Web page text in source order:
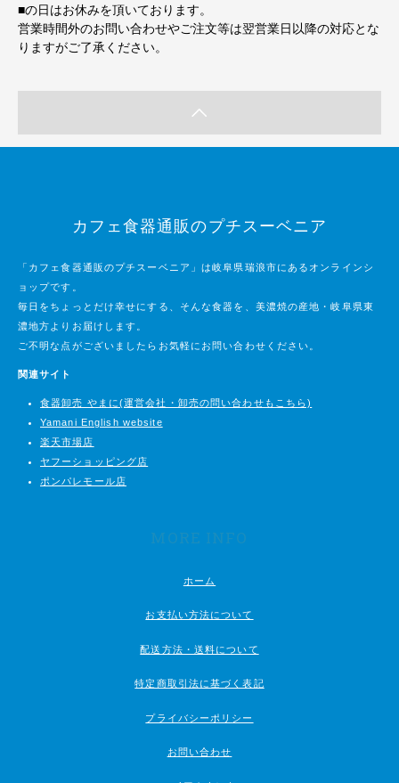
■の日はお休みを頂いております。
営業時間外のお問い合わせやご注文等は翌営業日以降の対応とな
りますがご了承ください。
カフェ食器通販のプチスーベニア
「カフェ食器通販のプチスーベニア」は岐阜県瑞浪市にあるオンラインシ
ョップです。
毎日をちょっとだけ幸せにする、そんな食器を、美濃焼の産地・岐阜県東
濃地方よりお届けします。
ご不明な点がございましたらお気軽にお問い合わせください。
関連サイト
食器卸売 やまに(運営会社・卸売の問い合わせもこちら)
Yamani English website
楽天市場店
ヤフーショッピング店
ポンパレモール店
MORE INFO
ホーム
お支払い方法について
配送方法・送料について
特定商取引法に基づく表記
プライバシーポリシー
お問い合わせ